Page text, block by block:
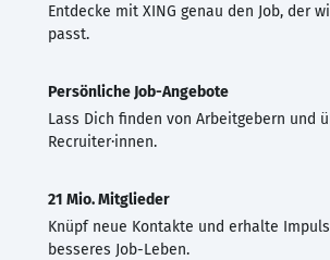
Entdecke mit XING genau den Job, der
passt.
Persönliche Job-Angebote
Lass Dich finden von Arbeitgebern und
Recruiter·innen.
21 Mio. Mitglieder
Knüpf neue Kontakte und erhalte
besseres Job-Leben.